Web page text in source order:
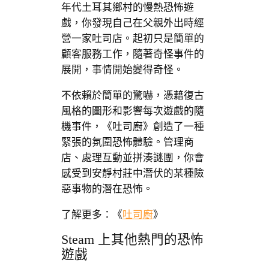
年代土耳其鄉村的慢熱恐怖遊
戲，你發現自己在父親外出時經
營一家吐司店。起初只是簡單的
顧客服務工作，隨著奇怪事件的
展開，事情開始變得奇怪。
不依賴於簡單的驚嚇，憑藉復古
風格的圖形和影響每次遊戲的隨
機事件，《吐司廚》創造了一種
緊張的氛圍恐怖體驗。管理商
店、處理互動並拼湊謎團，你會
感受到安靜村莊中潛伏的某種險
惡事物的潛在恐怖。
了解更多：《吐司廚》
Steam 上其他熱門的恐怖
遊戲